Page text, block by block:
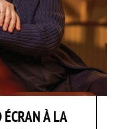
ÉCRAN À LA